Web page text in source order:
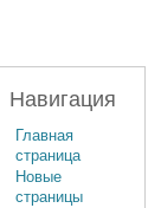
Навигация
Главная
страница
Новые
страницы